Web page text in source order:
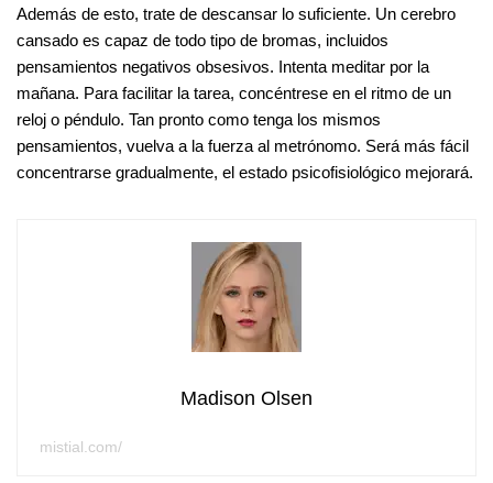
Además de esto, trate de descansar lo suficiente. Un cerebro
cansado es capaz de todo tipo de bromas, incluidos
pensamientos negativos obsesivos. Intenta meditar por la
mañana. Para facilitar la tarea, concéntrese en el ritmo de un
reloj o péndulo. Tan pronto como tenga los mismos
pensamientos, vuelva a la fuerza al metrónomo. Será más fácil
concentrarse gradualmente, el estado psicofisiológico mejorará.
Madison Olsen
mistial.com/